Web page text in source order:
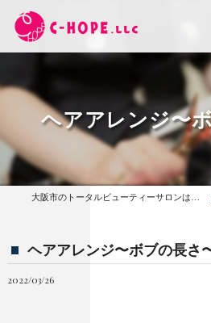
ヘアアレンジ〜
ヘアアレンジ〜ボブの長さ
2022/03/26